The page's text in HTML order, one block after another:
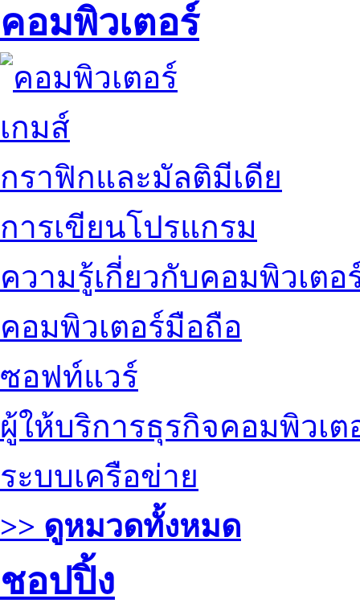
คอมพิวเตอร์
เกมส์
กราฟิกและมัลติมีเดีย
การเขียนโปรแกรม
ความรู้เกี่ยวกับคอมพิวเตอ
คอมพิวเตอร์มือถือ
ซอฟท์แวร์
ผู้ให้บริการธุรกิจคอมพิวเต
ระบบเครือข่าย
>> ดูหมวดทั้งหมด
ชอปปิ้ง